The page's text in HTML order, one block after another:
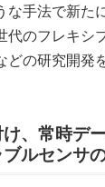
な手法で新た
代のフレキシ
の研究開発
、常時デ
ルセンサ